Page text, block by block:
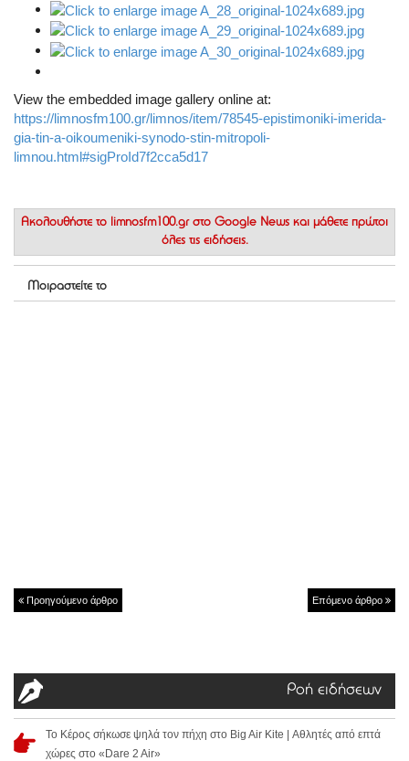
View the embedded image gallery online at:
https://limnosfm100.gr/limnos/item/78545-epistimoniki-imerida-
gia-tin-a-oikoumeniki-synodo-stin-mitropoli-
limnou.html#sigProId7f2cca5d17
Ακολουθήστε το limnosfm100.gr στο Google News και μάθετε πρώτοι
όλες τις ειδήσεις.
Μοιραστείτε το
Προηγούμενο άρθρο Επόμενο άρθρο
Ροή ειδήσεων
Το Κέρος σήκωσε ψηλά τον πήχη στο Big Air Kite | Αθλητές από επτά
χώρες στο «Dare 2 Air»